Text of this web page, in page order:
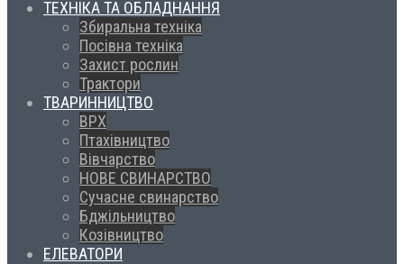
ТЕХНІКА ТА ОБЛАДНАННЯ
Збиральна техніка
Посівна техніка
Захист рослин
Трактори
ТВАРИННИЦТВО
ВРХ
Птахівництво
Вівчарство
НОВЕ СВИНАРСТВО
Сучасне свинарство
Бджільництво
Козівництво
ЕЛЕВАТОРИ